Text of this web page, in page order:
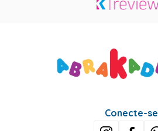
Conecte-se